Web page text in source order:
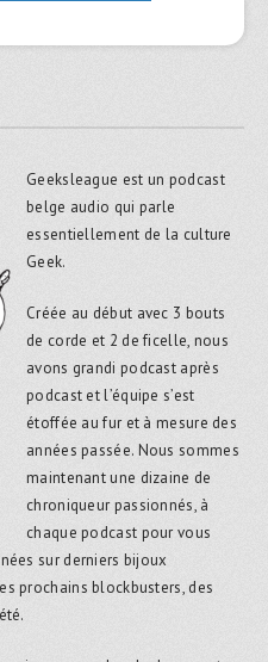
Geeksleague est un podcast
belge audio qui parle
essentiellement de la culture
Geek.
Créée au début avec 3 bouts
de corde et 2 de ficelle, nous
avons grandi podcast après
podcast et l’équipe s’est
étoffée au fur et à mesure des
années passée. Nous sommes
maintenant une dizaine de
chroniqueur passionnés, à
chaque podcast pour vous
sur derniers bijoux
prochains blockbusters, des